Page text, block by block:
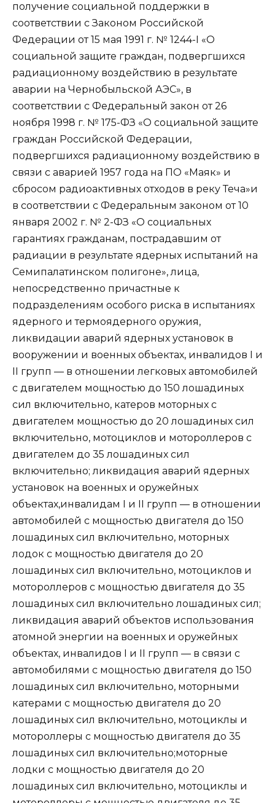
получение социальной поддержки в
соответствии с Законом Российской
Федерации от 15 мая 1991 г. № 1244-I «О
социальной защите граждан, подвергшихся
радиационному воздействию в результате
аварии на Чернобыльской АЭС», в
соответствии с Федеральный закон от 26
ноября 1998 г. № 175-ФЗ «О социальной защите
граждан Российской Федерации,
подвергшихся радиационному воздействию в
связи с аварией 1957 года на ПО «Маяк» и
сбросом радиоактивных отходов в реку Теча»и
в соответствии с Федеральным законом от 10
января 2002 г. № 2-ФЗ «О социальных
гарантиях гражданам, пострадавшим от
радиации в результате ядерных испытаний на
Семипалатинском полигоне», лица,
непосредственно причастные к
подразделениям особого риска в испытаниях
ядерного и термоядерного оружия,
ликвидации аварий ядерных установок в
вооружении и военных объектах, инвалидов I и
II групп — в отношении легковых автомобилей
с двигателем мощностью до 150 лошадиных
сил включительно, катеров моторных с
двигателем мощностью до 20 лошадиных сил
включительно, мотоциклов и мотороллеров с
двигателем до 35 лошадиных сил
включительно; ликвидация аварий ядерных
установок на военных и оружейных
объектах,инвалидам I и II групп — в отношении
автомобилей с мощностью двигателя до 150
лошадиных сил включительно, моторных
лодок с мощностью двигателя до 20
лошадиных сил включительно, мотоциклов и
мотороллеров с мощностью двигателя до 35
лошадиных сил включительно лошадиных сил;
ликвидация аварий объектов использования
атомной энергии на военных и оружейных
объектах, инвалидов I и II групп — в связи с
автомобилями с мощностью двигателя до 150
лошадиных сил включительно, моторными
катерами с мощностью двигателя до 20
лошадиных сил включительно, мотоциклы и
мотороллеры с мощностью двигателя до 35
лошадиных сил включительно;моторные
лодки с мощностью двигателя до 20
лошадиных сил включительно, мотоциклы и